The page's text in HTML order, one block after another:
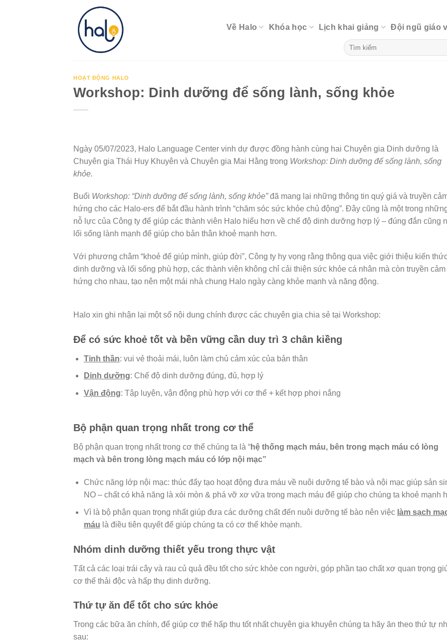
Về Halo Khóa học Lịch khai giảng Đội ngũ giáo
HOẠT ĐỘNG HALO
Workshop: Dinh dưỡng để sống lành, sống khỏe
Ngày 05/07/2023, Halo Language Center vinh dự được đồng hành cùng hai Chuyên gia Dinh dưỡng là
Chuyên gia Thái Huy Khuyên và Chuyên gia Mai Hằng trong Workshop: Dinh dưỡng để sống lành, sống
khỏe.
Buổi Workshop: “Dinh dưỡng để sống lành, sống khỏe”đã mang lại những thông tin quý giá và truyền
hứng cho các Halo-ers để bắt đầu hành trình “chăm sóc sức khỏe chủ động”. Đây cũng là một trong
nỗ lực của Công ty để giúp các thành viên Halo hiểu hơn về chế độ dinh dưỡng hợp lý – đúng đắn cũng
lối sống lành mạnh để giúp cho bản thân khoẻ mạnh hơn.
Với phương châm “khoẻ để giúp mình, giúp đời”, Công ty hy vọng rằng thông qua việc giới thiệu kiến
dinh dưỡng và lối sống phù hợp, các thành viên không chỉ cải thiện sức khỏe cá nhân mà còn truyền cảm
hứng cho nhau, tạo nên một mái nhà chung Halo ngày càng khỏe mạnh và năng động.
Halo xin ghi nhận lại một số nội dung chính được các chuyên gia chia sẻ tại Workshop:
Để có sức khoẻ tốt và bền vững cần duy trì 3 chân kiềng
Tinh thần: vui vẻ thoải mái, luôn làm chủ cảm xúc của bản thân
Dinh dưỡng: Chế độ dinh dưỡng đúng, đủ, hợp lý
Vận động: Tập luyện, vận động phù hợp với cơ thể + kết hợp phơi nắng
Bộ phận quan trọng nhất trong cơ thể
Bộ phận quan trọng nhất trong cơ thể chúng ta là “hệ thống mạch máu, bên trong mạch máu có lòng
mạch và bên trong lòng mạch máu có lớp nội mạc”
Chức năng lớp nội mạc: thúc đẩy tạo hoạt động đưa máu về nuôi dưỡng tế bào và nội mạc giúp sản
NO – chất có khả năng là xói mòn & phá vỡ xơ vữa trong mạch máu để giúp cho chúng ta khoẻ mạnh
Vì là bộ phận quan trọng nhất giúp đưa các dưỡng chất đến nuôi dưỡng tế bào nên việc làm sạch
máu là điều tiên quyết để giúp chúng ta có cơ thể khỏe mạnh.
Nhóm dinh dưỡng thiết yếu trong thực vật
Tất cả các loại trái cây và rau củ quả đều tốt cho sức khỏe con người, góp phần tạo chất xơ quan trọng
cơ thể thải độc và hấp thụ dinh dưỡng.
Thứ tự ăn để tốt cho sức khỏe
Trong các bữa ăn chính, để giúp cơ thể hấp thu tốt nhất chuyên gia khuyên chúng ta hãy ăn theo thứ tự
sau: